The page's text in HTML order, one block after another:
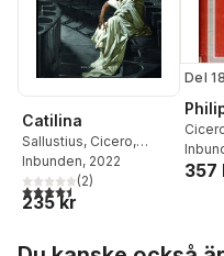
Catilina
Sallustius, Cicero,
Asconius, Diodorus
Siculus,Plutarchos
Appianus
Inbunden, 2022
4,5utav 5 stjärnor. Totalt antal
(2)
235 kr
Del
Bailey
357